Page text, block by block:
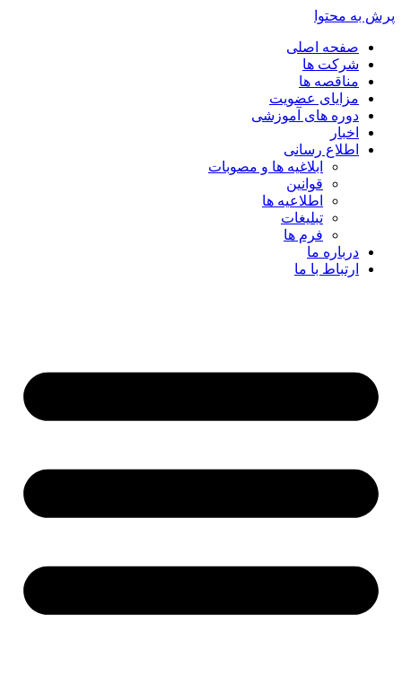
پرش به محتوا
صفحه اصلی
شرکت ها
مناقصه ها
مزایای عضویت
دوره های آموزشی
اخبار
اطلاع رسانی
ابلاغیه ها و مصوبات
قوانین
اطلاعیه ها
تبلیغات
فرم ها
درباره ما
ارتباط با ما